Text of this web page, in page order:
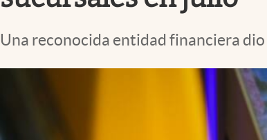
Una reconocida entidad financiera dio